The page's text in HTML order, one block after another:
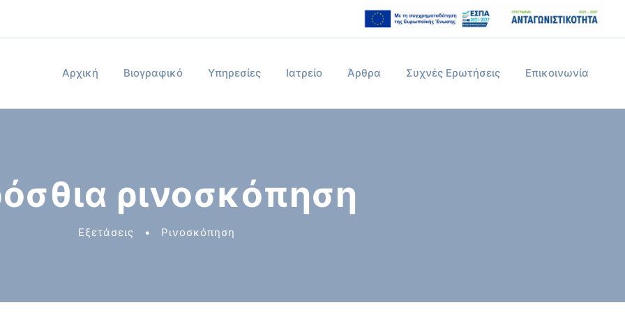
Αρχική Βιογραφικό Υπηρεσίες Ιατρείο Άρθρα Συχνές Ερωτήσεις Επικοινωνία
ρινοσκόπηση
Εξετάσεις • Ρινοσκόπηση